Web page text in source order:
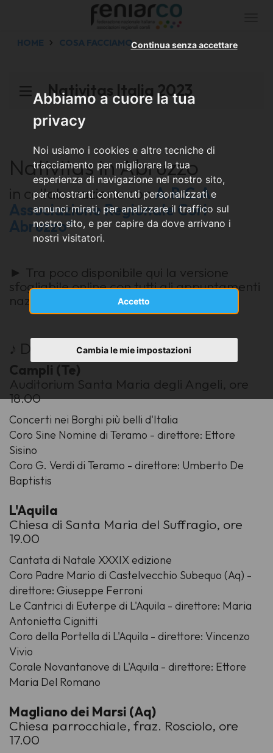
Abbiamo a cuore la tua
privacy
Noi usiamo i cookies e altre tecniche di
tracciamento per migliorare la tua
esperienza di navigazione nel nostro sito,
per mostrarti contenuti personalizzati e
annunci mirati, per analizzare il traffico sul
nostro sito, e per capire da dove arrivano i
nostri visitatori.
Accetto
Continua senza accettare
Cambia le mie impostazioni
HOME COSA FACCIAMO
Nativitas Italia 2023
Nativitas in Abruzzo
in collaborazione conA.R.C.A.
Associazione Regionale Cori
Abruzzo*
► Tra poco disponibile qui la versione
sfogliabile online con tutti gli appuntamenti
nazionali
♪ Domenica3dicembre 2023
Campli (Te)
Auditorium Santa Maria degli Angeli, ore
18.00
Concerti nei Borghi più belli d'Italia
Coro Sine Nomine di Teramo - direttore: Ettore
Sisino
Coro G. Verdi di Teramo - direttore: Umberto De
Baptistis
L'Aquila
Chiesa di Santa Maria del Suffragio, ore
19.00
Cantata di Natale XXXIX edizione
Coro Padre Mario di Castelvecchio Subequo (Aq) -
direttore: Giuseppe Ferroni
Le Cantrici di Euterpe di L'Aquila - direttore: Maria
Antonietta Cignitti
Coro della Portella di L'Aquila - direttore: Vincenzo
Vivio
Corale Novantanove di L'Aquila - direttore: Ettore
Maria Del Romano
Magliano dei Marsi (Aq)
Chiesa parrocchiale, fraz. Rosciolo, ore
17.00